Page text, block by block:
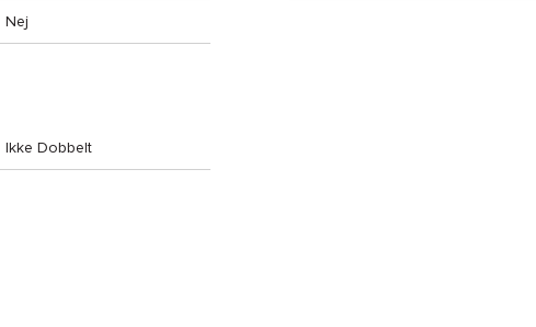
Nej
Ikke Dobbelt